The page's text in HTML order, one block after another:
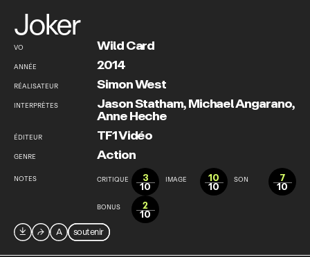
Joker
VO Wild Card
ANNÉE 2014
RÉALISATEUR Simon West
INTERPRÈTES Jason Statham,Michael Angarano,
Anne Heche
ÉDITEUR TF1 Vidéo
GENRE Action
NOTES CRITIQUE 3
10
IMAGE 10
10
SON 7
10
BONUS 2
10

⮫ A soutenir